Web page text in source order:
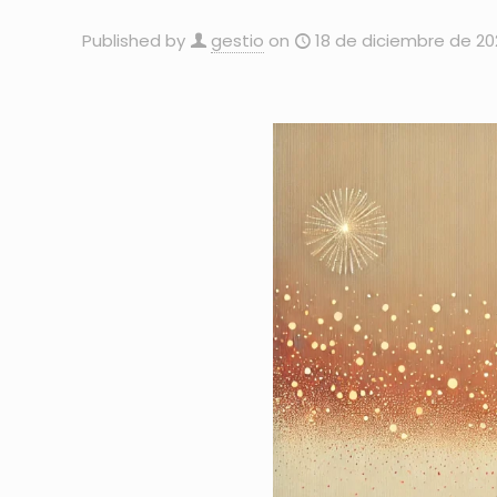
Published by gestio on 18 de diciembre de